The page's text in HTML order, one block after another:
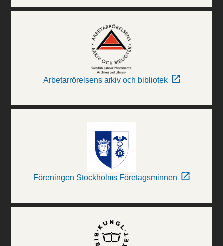
Arbetarrörelsens arkiv och bibliotek
Föreningen Stockholms Företagsminnen